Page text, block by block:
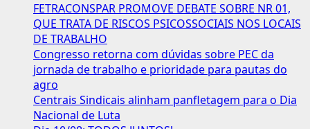
FETRACONSPAR PROMOVE DEBATE SOBRE NR 01,
QUE TRATA DE RISCOS PSICOSSOCIAIS NOS LOCAIS
DE TRABALHO
Congresso retorna com dúvidas sobre PEC da
jornada de trabalho e prioridade para pautas do
agro
Centrais Sindicais alinham panfletagem para o Dia
Nacional de Luta